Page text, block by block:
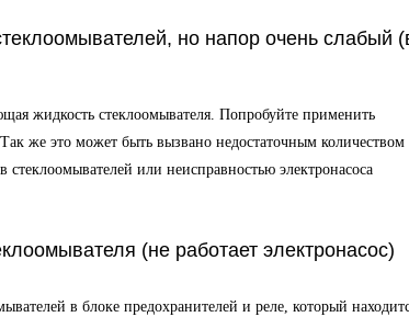
но напор очень слабый
жидкость стеклоомывателя. Попробуйте применить
же это может быть вызвано недостаточным количеством
или неисправностью электронасоса
(не работает электронасос)
в блоке предохранителей и реле, который